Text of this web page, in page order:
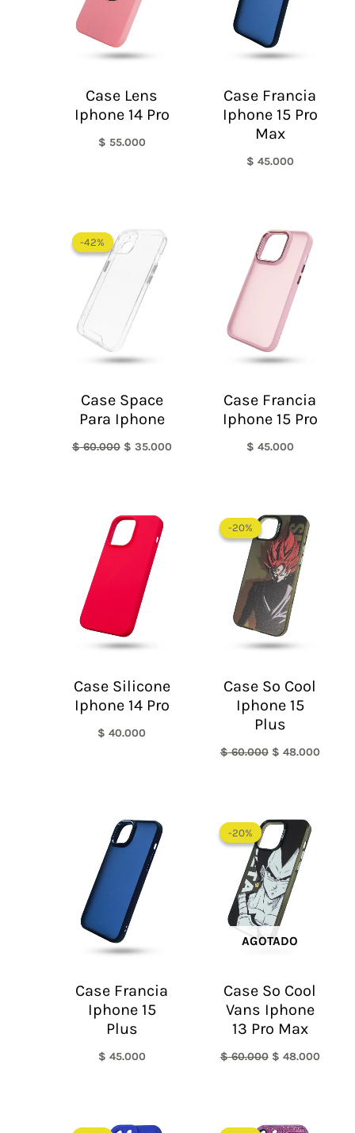
Case Lens
Iphone 14 Pro
$ 55.000
Case Francia
Iphone 15 Pro
Max
$ 45.000
-42%
-42%
Case Space
Para Iphone
$60.000
precio
original
$ 60.000.
$ 35.000
Case Francia
Iphone 15 Pro
$ 45.000
Case Silicone
Iphone 14 Pro
$ 40.000
-20%
-20%
Case So Cool
Iphone 15
Plus
$60.000
precio
original
era:
$ 60.000.
$ 48.000
Case Francia
Iphone 15
Plus
$ 45.000
-20%
AGOTADO
-20%
Case So Cool
Vans Iphone
13 Pro Max
$60.000
precio
original
era:
$ 60.000.
$ 48.000